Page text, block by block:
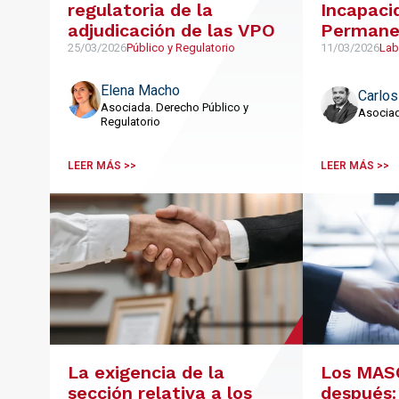
regulatoria de la
adjudicación de las VPO
25/03/2026Público y Regulatorio
Elena Macho
Asociada. Derecho Público y
Regulatorio
LEER MÁS >>
y el
11/03/2026
LEER MÁS >>
La exigencia de la
sección relativa a los
Los